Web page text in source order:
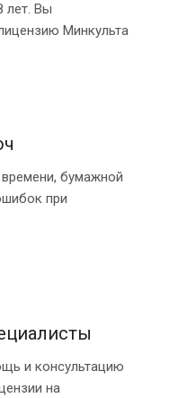
лет. Вы
Минкульта
бумажной
при
и консультацию
на